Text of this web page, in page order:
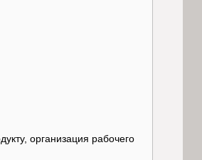
организация рабочего